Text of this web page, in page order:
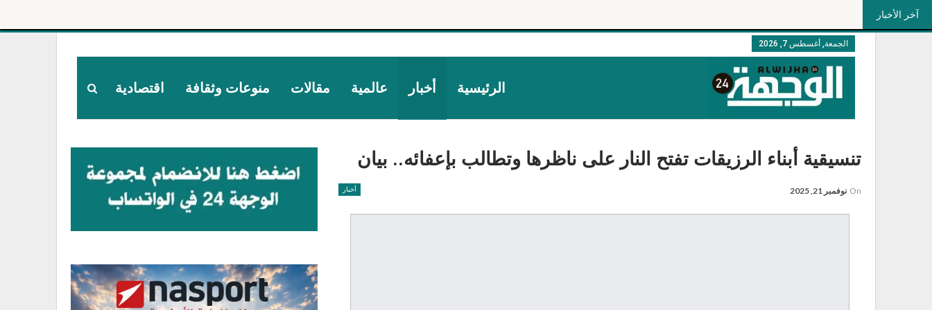
آخر الأخبار
الجمعة, أغسطس 7, 2026
الرئيسية أخبار عالمية مقالات منوعات وثقافة اقتصادية
تنسيقية أبناء الرزيقات تفتح النار على ناظرها وتطالب بإعفائه.. بيان
أخبار On نوفمبر 21, 2025